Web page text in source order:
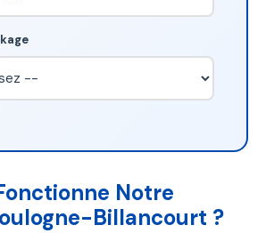
Notre
Billancourt ?